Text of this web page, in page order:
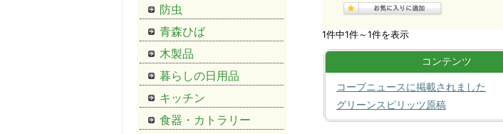
1件中1件～1件を表示
コンテンツ
コープニュースに掲載されました
グリーンスピリッツ原稿
防虫
青森ひば
木製品
暮らしの日用品
キッチン
食器・カトラリー